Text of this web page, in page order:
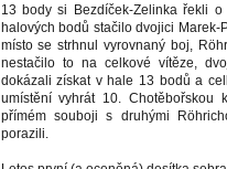
13 body si Bezdíček-Zelinka řekli
halových bodů stačilo dvojici Marek-
místo se strhnul vyrovnaný boj,
nestačilo to na celkové vítěze,
dokázali získat v hale 13 bodů a
umístění vyhrát 10.
přímém souboji s druhými
porazili.